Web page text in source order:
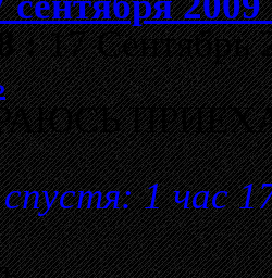
:17 Сентябрь
спустя: 1 час